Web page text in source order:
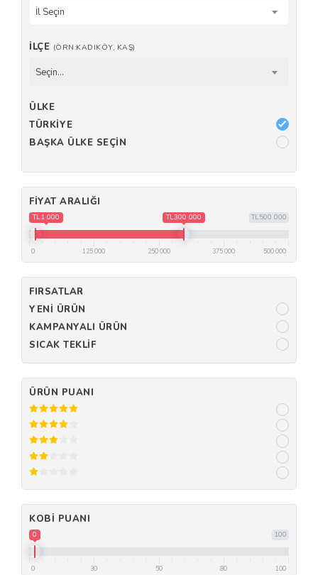
İl Seçin
İLÇE (ÖRN:KADIKÖY, KAŞ)
Seçin...
ÜLKE
TÜRKIYE
BAŞKA ÜLKE SEÇIN
FIYAT ARALIĞI
TL500 000
TL1 000 TL300 000
0 125 000 250 000 375 000 500 000
FIRSATLAR
YENI ÜRÜN
KAMPANYALI ÜRÜN
SICAK TEKLIF
ÜRÜN PUANI
KOBI PUANI
100
0
0 30 50 80 100